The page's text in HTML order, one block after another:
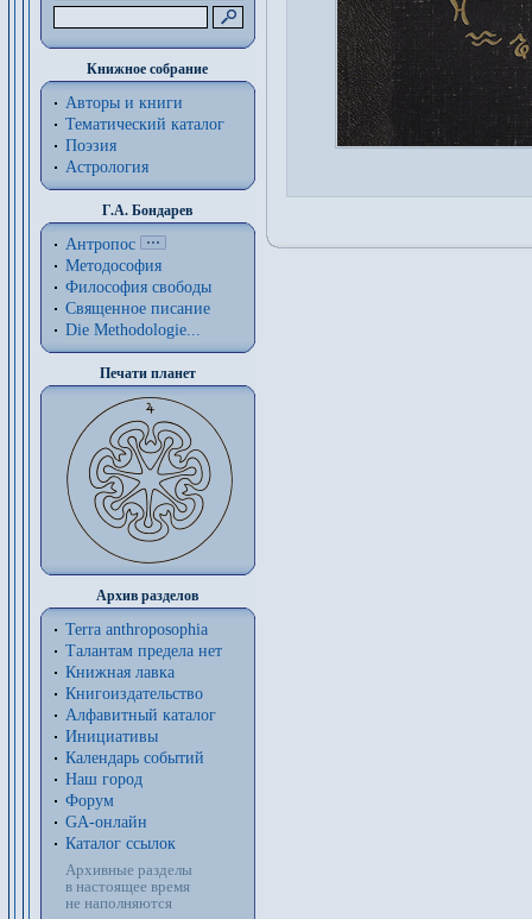
Книжное собрание
Авторы и книги
Тематический каталог
Поэзия
Астрология
Г.А. Бондарев
Антропос
Методософия
Философия cвободы
Священное писание
Die Methodologie...
Печати планет
Архив разделов
Terra anthroposophia
Талантам предела нет
Книжная лавка
Книгоиздательство
Алфавитный каталог
Инициативы
Календарь событий
Наш город
Форум
GA-онлайн
Каталог ссылок
Архивные разделы
в настоящее время
не наполняются